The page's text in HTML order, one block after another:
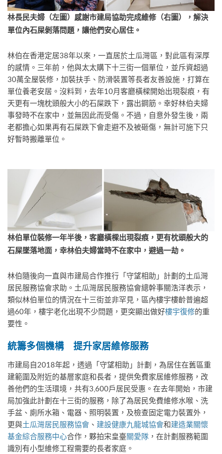
林長民夫婦（左圖）感謝市建局協助完成維修（右圖），解決
單位內石屎剝落問題，讓他們安心居住。
林伯在香港定居38年以來，一直居於土瓜灣區，對此區有深厚
的感情。三年前，他與太太購下十三街一個單位，並斥資超過
30萬全屋裝修，加裝扶手、防滑裝置等長者友善設施，打算在
單位養老安居。沒料到，去年10月客廳橫樑開始出現裂痕，有
天更有一塊枕頭般大小的石屎跌下，露出鋼筋。幸好林伯夫婦
事發時不在家中，並無因此而受傷。不過，自意外發生後，兩
老都擔心如果再有石屎跌下會走避不及被砸傷，無計可施下只
好暫時搬離單位。
林伯單位裝修一年半後，客廳橫樑出現裂痕，更有枕頭般大的
石屎墜落地面，幸林伯夫婦當時不在家中，避過一劫。
林伯隨後向一直與市建局合作推行「守望相助」計劃的土瓜灣
居民服務協會求助。土瓜灣居民服務協會總幹事關浩洋表示，
類似林伯單位的情況在十三街並非罕見，區內樓宇樓齡普遍超
過60年，樓宇老化出現不少問題，更突顯出做好樓宇復修的重
要性。
統籌多個機構 提升家居維修服務
市建局自2018年起，透過「守望相助」計劃，為居住在舊區重
建範圍及附近的基層家庭和長者，提供免費家居維修服務，改
善他們的生活環境，共有3,600戶居民受惠。在去年開始，市建
局加強此計劃在十三街的服務，除了為居民免費維修水喉、洗
手盆、廁所水箱、電器、照明裝置，及檢查固定電力裝置外，
更與土瓜灣居民服務協會 、 建設健康九龍城協會和建造業關懷
基金綜合服務中心合作，夥拍宋皇臺關愛隊 ，在計劃服務範圍
識別有小型維修工程需要的長者家庭。